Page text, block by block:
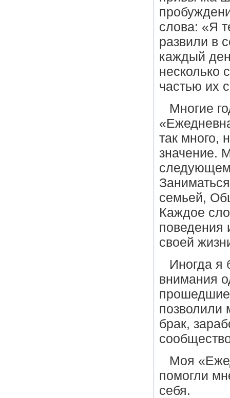
слова: «Я
развили в
каждый
несколько
частью их
Многие
так много,
значение.
Заниматься
семьей,
Каждое
поведения
своей
Иногда я
внимания
прошедшие
позволили
брак,
Моя
помогли
себя.